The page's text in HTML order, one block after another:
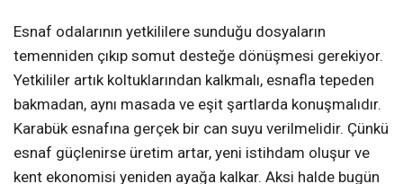
Esnaf odalarının yetkililere sunduğu dosyaların
temenniden çıkıp somut desteğe dönüşmesi gerekiyor.
Yetkililer artık koltuklarından kalkmalı, esnafla tepeden
bakmadan, aynı masada ve eşit şartlarda konuşmalıdır.
Karabük esnafına gerçek bir can suyu verilmelidir. Çünkü
esnaf güçlenirse üretim artar, yeni istihdam oluşur ve
kent ekonomisi yeniden ayağa kalkar. Aksi halde bugün